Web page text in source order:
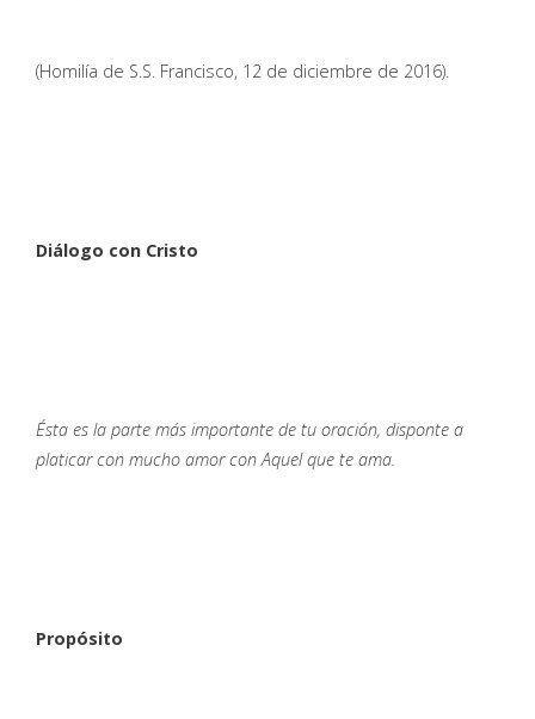
(Homilía de S.S. Francisco, 12 de diciembre de 2016).
Diálogo con Cristo
Ésta es la parte más importante de tu oración, disponte a
platicar con mucho amor con Aquel que te ama.
Propósito